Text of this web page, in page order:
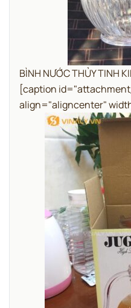
BÌNH NƯỚC THỦY TINH
[caption
align="aligncenter"